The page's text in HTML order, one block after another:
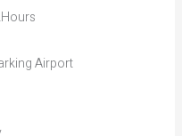
Airport